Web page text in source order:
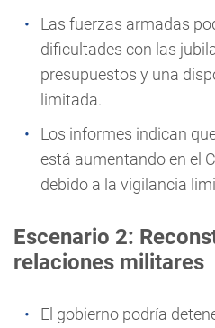
Las fuerzas armadas
dificultades con las
presupuestos y una
limitada.
Los informes indican
está aumentando en el
debido a la vigilancia
Escenario 2:
relaciones militares
El gobierno podría